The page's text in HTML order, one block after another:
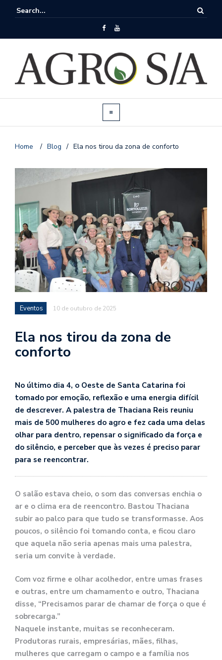
Home / Blog / Ela nos tirou da zona de conforto
Eventos 10 de outubro de 2025
Ela nos tirou da zona de
conforto
No último dia 4, o Oeste de Santa Catarina foi
tomado por emoção, reflexão e uma energia difícil
de descrever. A palestra de Thaciana Reis reuniu
mais de 500 mulheres do agro e fez cada uma delas
olhar para dentro, repensar o significado da força e
do silêncio, e perceber que às vezes é preciso parar
para se reencontrar.
O salão estava cheio, o som das conversas enchia o
ar e o clima era de reencontro. Bastou Thaciana
subir ao palco para que tudo se transformasse. Aos
poucos, o silêncio foi tomando conta, e ficou claro
que aquela não seria apenas mais uma palestra,
seria um convite à verdade.
Com voz firme e olhar acolhedor, entre umas frases
e outras, entre um chamamento e outro, Thaciana
disse, “Precisamos parar de chamar de força o que é
sobrecarga.”
Naquele instante, muitas se reconheceram.
Produtoras rurais, empresárias, mães, filhas,
mulheres que carregam o campo e a família nos